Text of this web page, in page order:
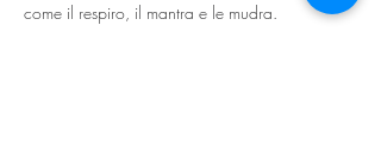
come il respiro, il mantra e le mudra.